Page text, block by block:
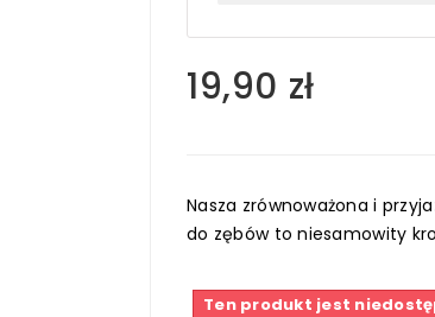
19,90 zł
Nasza zrównoważona i
do zębów to niesamowity
Ten produkt jest